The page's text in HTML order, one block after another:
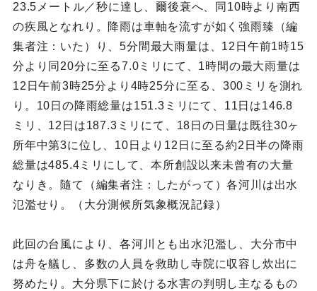
23.5メートル／秒に達し、爾後衰へ、同10時より南西
の疾風となれり。降雨は車軸を流すが如く強雨臻（編
集者注：いた）り、5分間最大雨量は、12日午前1時15
分より同20分に至る7.0ミリにて、1時間の最大雨量は
12日午前3時25分より4時25分に至る、300ミリを測れ
り。10日の降雨総量は151.3ミリにて、11日は146.8
ミリ、12日は187.3ミリにて、18日の日量は既往30ヶ
所年中第3に位し、10日より12日に至る約2日半の降雨
総量は485.4ミリにして、本所創設以来未曾有の大量
なりき。隨て（編集者注：したがって）各河川は出水
氾濫せり。（大分測候所気象概況記録）
此回の台風により、各河川とも出水氾濫し、大分市中
は舟を艤し、多数の人員を救助し寺院に収容し炊出に
努めたり。大分県下に於ける水害の判明し主なるもの